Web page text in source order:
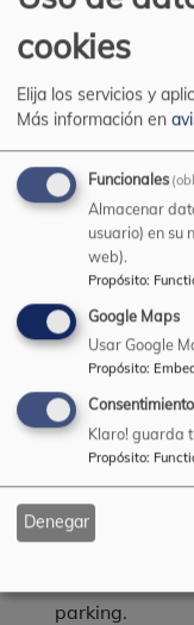
Ficha
503057-900-
ELASTICO.pdf
Protector de
transparente.
amarilleantes
muy tenaz,
baldosas,
parking.
cookies
Elija los servicios y
Más información en
Funcionales
Almacenar
usuario) en su
web).
Propósito:
Google Maps
Usar Google
Propósito:
Consentimiento
Klaro! guarda
Propósito:
Denegar